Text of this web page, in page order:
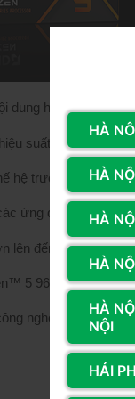
dung hay người
suất đa nhiệm
hệ trước, đảm bảo
ứng dụng và trải
lên đến 21%.
5 9600X sẽ chính
nghệ tiên tiến nhất!
HÀ
HÀ
HÀ
HÀ
HÀ
NỘI
HẢI